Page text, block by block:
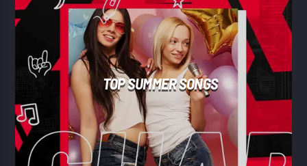
SUMMER CHART
TOP SUMMER SONGS